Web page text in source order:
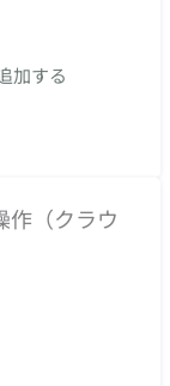
加する
（クラウ